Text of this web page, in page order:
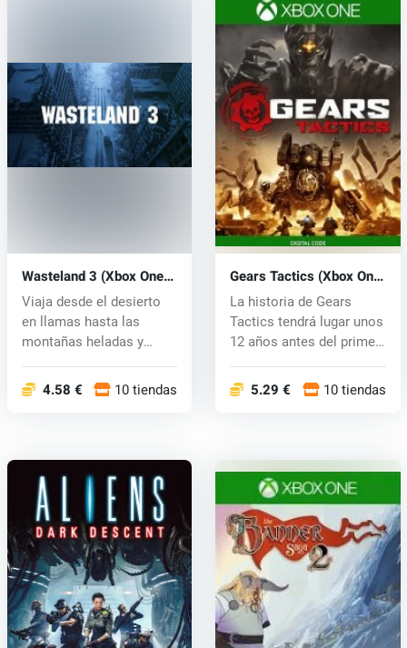
Wasteland 3 (Xbox One)
key
Viaja desde el desierto
en llamas hasta las
montañas heladas y
4.58 € 10 tiendas
Gears Tactics (Xbox One)
key
La historia de Gears
Tactics tendrá lugar unos
12 años antes del primer
5.29 € 10 tiendas